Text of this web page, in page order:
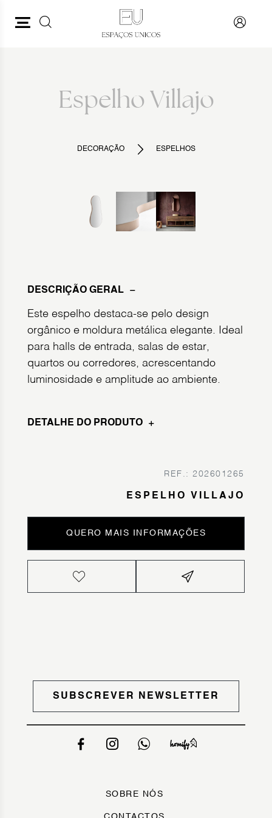
Espelho Villajo
DECORAÇÃO ESPELHOS
DESCRIÇÃO GERAL
Este espelho destaca-se pelo design
orgânico e moldura metálica elegante. Ideal
para halls de entrada, salas de estar,
quartos ou corredores, acrescentando
luminosidade e amplitude ao ambiente.
DETALHE DO PRODUTO
REF.: 202601265
ESPELHO VILLAJO
QUERO MAIS INFORMAÇÕES
SUBSCREVER NEWSLETTER
SOBRE NÓS
PESQUISAR